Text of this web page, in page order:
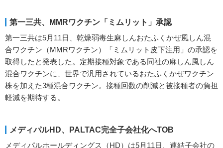
第一三共、MMRワクチン「ミムリット」承認
第一三共は5月11日、乾燥弱毒生麻しんおたふくかぜ風しん混
合ワクチン（MMRワクチン）「ミムリット皮下注用」の承認を
取得したと発表した。定期接種対象である同社の麻しん風しん
混合ワクチンに、世界で汎用されているおたふくかぜワクチン
株を加えた3種混合ワクチン。接種回数の削減と被接種者の負担
軽減を期待する。
メディパルHD、PALTAC完全子会社化へTOB
メディパルホールディングス（HD）は5月11日、連結子会社の